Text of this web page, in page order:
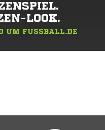
LOOK.
UM FUSSBALL.DE